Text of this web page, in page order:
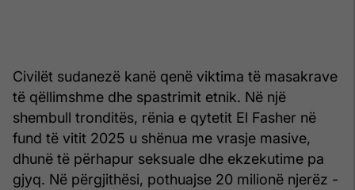
Civilët sudanezë kanë qenë viktima të masakrave
të qëllimshme dhe spastrimit etnik. Në një
shembull tronditës, rënia e qytetit El Fasher në
fund të vitit 2025 u shënua me vrasje masive,
dhunë të përhapur seksuale dhe ekzekutime pa
gjyq. Në përgjithësi, pothuajse 20 milionë njerëz -